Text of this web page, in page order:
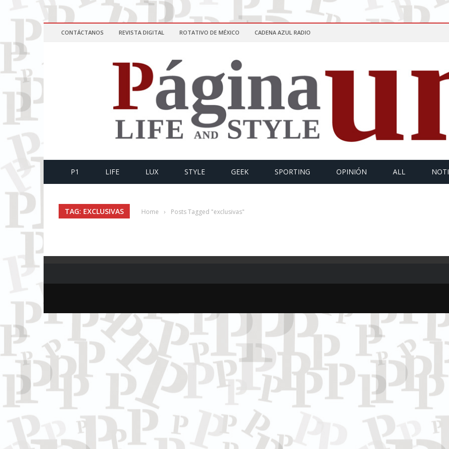
CONTÁCTANOS REVISTA DIGITAL ROTATIVO DE MÉXICO CADENA AZUL RADIO
P1 LIFE LUX STYLE GEEK SPORTING OPINIÓN ALL
TAG: EXCLUSIVAS Home › Posts Tagged "exclusivas"